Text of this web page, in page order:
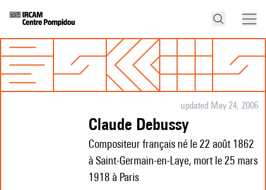
updated May 24, 2006
Claude Debussy
Compositeur français né le 22 août 1862
à Saint-Germain-en-Laye, mort le 25 mars
1918 à Paris